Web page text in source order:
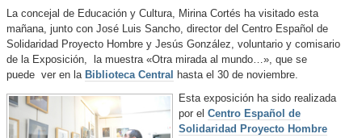
La concejal de Educación y Cultura, Mirina Cortés ha visitado esta
mañana, junto con José Luis Sancho, director del Centro Español de
Solidaridad Proyecto Hombre y Jesús González, voluntario y comisario
de la Exposición, la muestra «Otra mirada al mundo…», que se
puede ver en la Biblioteca Central hasta el 30 de noviembre.
Esta exposición ha sido realizada
por el Centro Español de
Solidaridad Proyecto Hombre